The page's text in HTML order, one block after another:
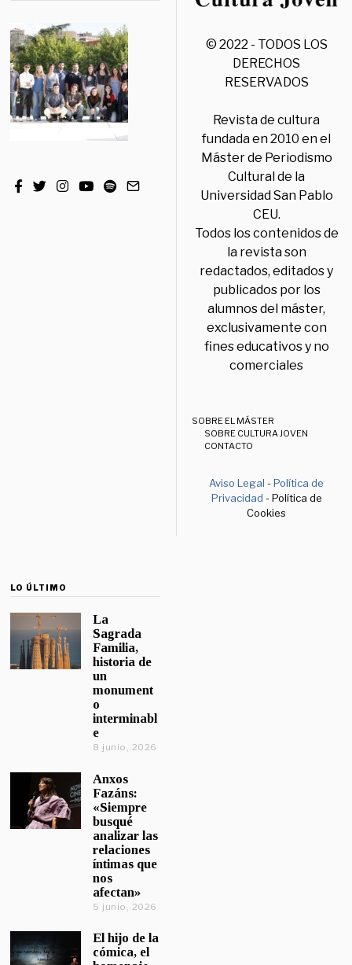
© 2022 - TODOS LOS
DERECHOS
RESERVADOS
Revista de cultura
fundada en 2010 en el
Máster de Periodismo
Cultural de la
Universidad San Pablo
CEU.
Todos los contenidos de
la revista son
redactados, editados y
publicados por los
alumnos del máster,
exclusivamente con
fines educativos y no
comerciales
SOBRE EL MÁSTER
SOBRE CULTURA JOVEN
CONTACTO
Aviso Legal -Política de
Privacidad - Política de
Cookies
LO ÚLTIMO
La
Sagrada
Familia,
historia de
un
monument
o
interminabl
e
8 junio, 2026
Anxos
Fazáns:
«Siempre
busqué
analizar las
relaciones
íntimas que
nos
afectan»
5 junio, 2026
El hijo de la
cómica, el